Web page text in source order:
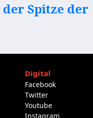
Spitze der
Digital
Facebook
Twitter
Youtube
Instagram